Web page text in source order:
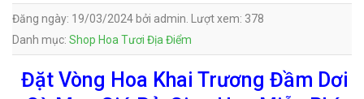
Đăng ngày: 19/03/2024 bởi admin. Lượt xem: 378
Danh mục: Shop Hoa Tươi Địa Điểm
Đặt Vòng Hoa Khai Trương Đầm Dơi